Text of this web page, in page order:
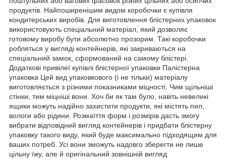
продуктів. Найпоширенішим видом коробочки є купівля
кондитерських виробів. Для виготовлення блістерних упаковок
використовують спеціальний матеріал, який дозволяє
готовому виробу бути абсолютно прозорим. Такі коробочки
робляться у вигляді контейнерів, які закриваються на
спеціальний замок, сформований на самому блістері.
Додаткові привілеї купівлі блістерної упаковки Палістерна
упаковка Цей вид упаковкового (і не тільки) матеріалу
виготовляється з різними показниками міцності. Чим щільніші
стінки, тим міцніші вони. Хоч би як там було, навіть невеликі
ящики можуть надійно захистити продукти, які містять пил,
вологи або рідини. Розмаїття форм і розмірів дасть змогу
вибрати відповідний вигляд контейнерів і придбати блістерну
упаковку такого виду, який буде максимально підходящим для
ваших потреб. Усі вони зможуть надовго зберегти не лише
цільну їжу, але й оригінальний зовнішній вигляд